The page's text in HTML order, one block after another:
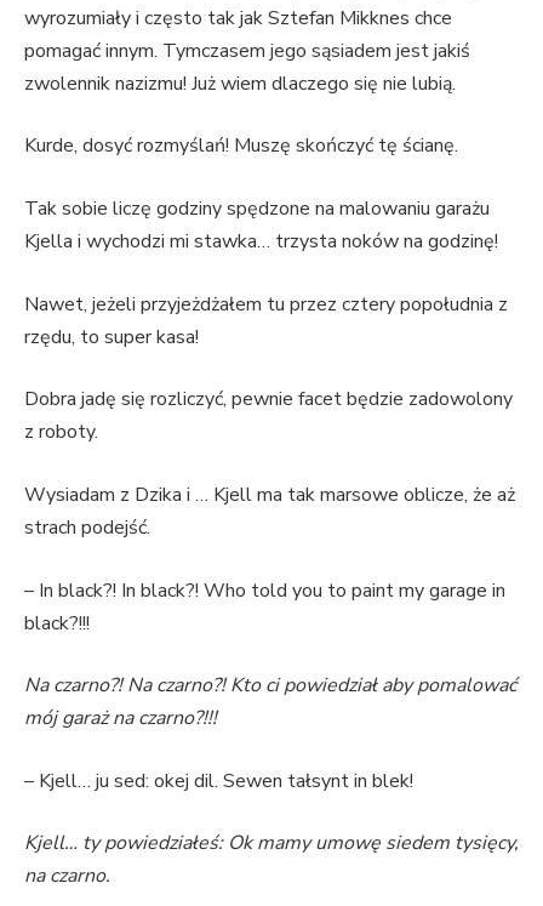
wyrozumiały i często tak jak Sztefan Mikknes chce
pomagać innym. Tymczasem jego sąsiadem jest jakiś
zwolennik nazizmu! Już wiem dlaczego się nie lubią.
Kurde, dosyć rozmyślań! Muszę skończyć tę ścianę.
Tak sobie liczę godziny spędzone na malowaniu garażu
Kjella i wychodzi mi stawka… trzysta noków na godzinę!
Nawet, jeżeli przyjeżdżałem tu przez cztery popołudnia z
rzędu, to super kasa!
Dobra jadę się rozliczyć, pewnie facet będzie zadowolony
z roboty.
Wysiadam z Dzika i … Kjell ma tak marsowe oblicze, że aż
strach podejść.
– In black?! In black?! Who told you to paint my garage in
black?!!!
Na czarno?! Na czarno?! Kto ci powiedział aby pomalować
mój garaż na czarno?!!!
– Kjell… ju sed: okej dil. Sewen tałsynt in blek!
Kjell… ty powiedziałeś: Ok mamy umowę siedem tysięcy,
na czarno.